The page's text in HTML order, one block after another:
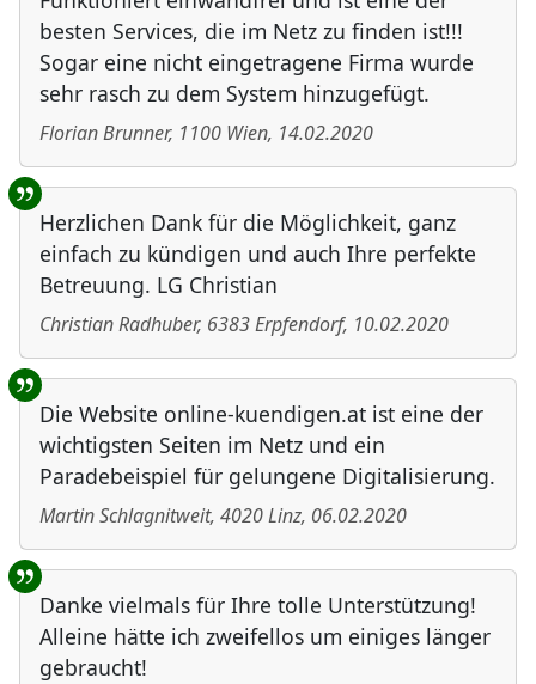
besten Services, die im Netz zu finden ist!!!
Sogar eine nicht eingetragene Firma wurde
sehr rasch zu dem System hinzugefügt.
Florian Brunner, 1100 Wien, 14.02.2020
Herzlichen Dank für die Möglichkeit, ganz
einfach zu kündigen und auch Ihre perfekte
Betreuung. LG Christian
Christian Radhuber, 6383Erpfendorf, 10.02.2020
Die Website online-kuendigen.at ist eine der
wichtigsten Seiten im Netz und ein
Paradebeispiel für gelungene Digitalisierung.
Martin Schlagnitweit, 4020Linz, 06.02.2020
Danke vielmals für Ihre tolle Unterstützung!
Alleine hätte ich zweifellos um einiges länger
gebraucht!